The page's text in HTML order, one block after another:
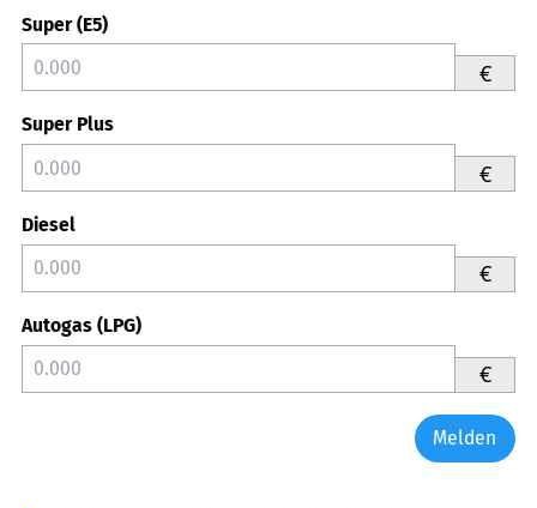
Super (E5)
€
Super Plus
€
Diesel
€
Autogas (LPG)
€
Melden